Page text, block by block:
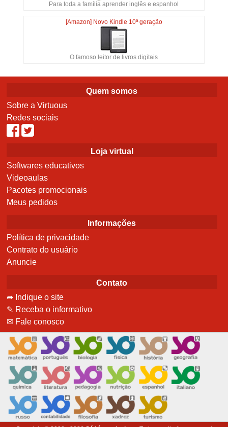
Para toda a família aprender inglês e espanhol
[Amazon] Novo Kindle 10ª geração
O famoso leitor de livros digitais
Quem somos
Sobre a Virtuous
Redes sociais
Loja virtual
Softwares educativos
Videoaulas
Pacotes promocionais
Meus pedidos
Informações
Política de privacidade
Contrato do usuário
Anuncie
Contato
➦ Indique o site
✎ Receba o informativo
✉ Fale conosco